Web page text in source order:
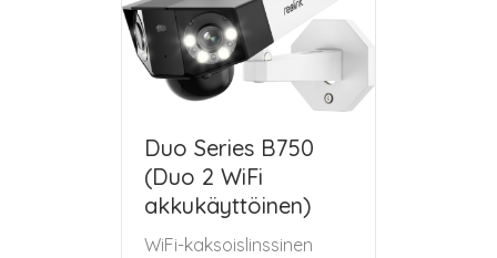
Duo Series B750
(Duo 2 WiFi
akkukäyttöinen)
WiFi-kaksoislinssinen